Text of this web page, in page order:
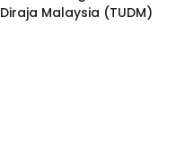
Diraja Malaysia (TUDM)